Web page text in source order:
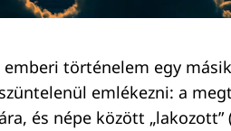
emberi történelem egy
emlékezni: a
és népe között „lakozott”